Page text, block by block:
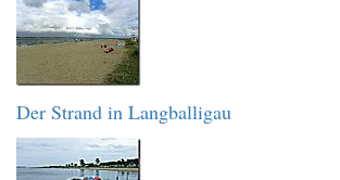
Der Strand in Langballigau